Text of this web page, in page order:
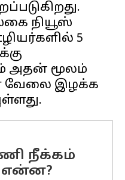
நியூஸ்
5
அதன் மூலம்
வேலை இழக்க
நீக்கம்